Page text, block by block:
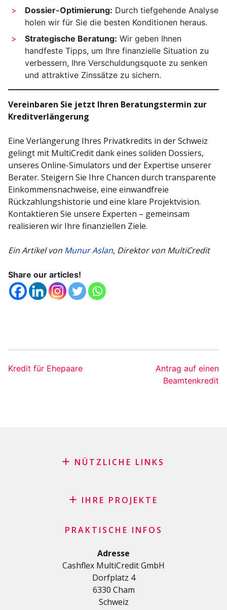
Dossier-Optimierung: Durch tiefgehende Analyse
holen wir für Sie die besten Konditionen heraus.
Strategische Beratung: Wir geben Ihnen
handfeste Tipps, um Ihre finanzielle Situation zu
verbessern, Ihre Verschuldungsquote zu senken
und attraktive Zinssätze zu sichern.
Vereinbaren Sie jetzt Ihren Beratungstermin zur
Kreditverlängerung
Eine Verlängerung Ihres Privatkredits in der Schweiz
gelingt mit MultiCredit dank eines soliden Dossiers,
unseres Online-Simulators und der Expertise unserer
Berater. Steigern Sie Ihre Chancen durch transparente
Einkommensnachweise, eine einwandfreie
Rückzahlungshistorie und eine klare Projektvision.
Kontaktieren Sie unsere Experten – gemeinsam
realisieren wir Ihre finanziellen Ziele.
Ein Artikel von Munur Aslan, Direktor von MultiCredit
Share our articles!
Kredit für Ehepaare
Antrag auf einen
Beamtenkredit
NÜTZLICHE LINKS
Antrag auf Patenschaft
Wichtige Checkliste
Datenschutzerklärung
IHRE PROJEKTE
Renovierungs/Baukredit
AutoKredit
Kredite für Ihre Ausbildung
Medizinische Kredit
PRAKTISCHE INFOS
Adresse
Cashflex MultiCredit GmbH
Dorfplatz 4
6330 Cham
Schweiz